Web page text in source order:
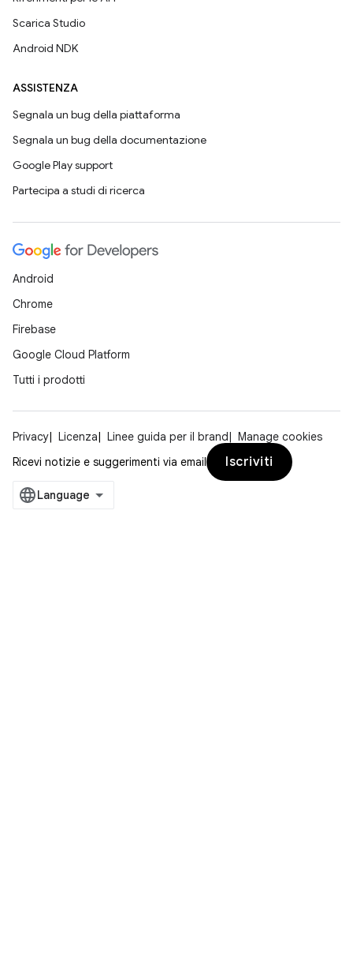
Scarica Studio
Android NDK
ASSISTENZA
Segnala un bug della piattaforma
Segnala un bug della documentazione
Google Play support
Partecipa a studi di ricerca
Android
Chrome
Firebase
Google Cloud Platform
Tutti i prodotti
Privacy Licenza Linee guida per il brand
Manage cookies
Ricevi notizie e suggerimenti via email
Iscriviti